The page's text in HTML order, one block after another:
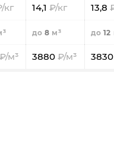
14,1 13,8
8 12
3880 3830